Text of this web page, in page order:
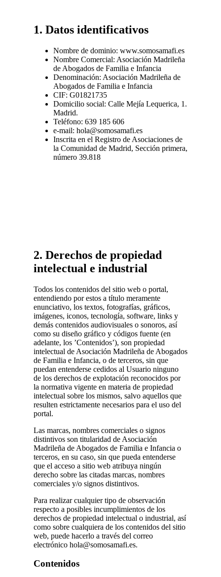
1. Datos identificativos
Nombre de dominio: www.somosamafi.es
Nombre Comercial: Asociación Madrileña
de Abogados de Familia e Infancia
Denominación: Asociación Madrileña de
Abogados de Familia e Infancia
CIF: G01821735
Domicilio social: Calle Mejía Lequerica, 1.
Madrid.
Teléfono: 639 185 606
e-mail: hola@somosamafi.es
Inscrita en el Registro de Asociaciones de
la Comunidad de Madrid, Sección primera,
número 39.818
2. Derechos de propiedad
intelectual e industrial
Todos los contenidos del sitio web o portal,
entendiendo por estos a título meramente
enunciativo, los textos, fotografías, gráficos,
imágenes, iconos, tecnología, software, links y
demás contenidos audiovisuales o sonoros, así
como su diseño gráfico y códigos fuente (en
adelante, los ’Contenidos’), son propiedad
intelectual de Asociación Madrileña de Abogados
de Familia e Infancia, o de terceros, sin que
puedan entenderse cedidos al Usuario ninguno
de los derechos de explotación reconocidos por
la normativa vigente en materia de propiedad
intelectual sobre los mismos, salvo aquellos que
resulten estrictamente necesarios para el uso del
portal.
Las marcas, nombres comerciales o signos
distintivos son titularidad de Asociación
Madrileña de Abogados de Familia e Infancia o
terceros, en su caso, sin que pueda entenderse
que el acceso a sitio web atribuya ningún
derecho sobre las citadas marcas, nombres
comerciales y/o signos distintivos.
Para realizar cualquier tipo de observación
respecto a posibles incumplimientos de los
derechos de propiedad intelectual o industrial, así
como sobre cualquiera de los contenidos del sitio
web, puede hacerlo a través del correo
electrónico hola@somosamafi.es.
Contenidos